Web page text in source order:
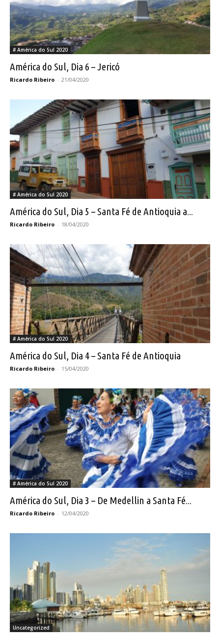
# América do Sul 2020
América do Sul, Dia 6 – Jericó
Ricardo Ribeiro - 21/04/2020
# América do Sul 2020
América do Sul, Dia 5 – Santa Fé de Antioquia a...
Ricardo Ribeiro - 18/04/2020
# América do Sul 2020
América do Sul, Dia 4 – Santa Fé de Antioquia
Ricardo Ribeiro - 15/04/2020
# América do Sul 2020
América do Sul, Dia 3 – De Medellin a Santa Fé...
Ricardo Ribeiro - 12/04/2020
Uncategorized